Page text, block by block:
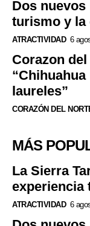
Dos
turismo y la
ATRACTIVIDAD 6
Corazon
laureles”
CORAZÓN DEL
MÁS
La Sierra
experiencia
ATRACTIVIDAD 6